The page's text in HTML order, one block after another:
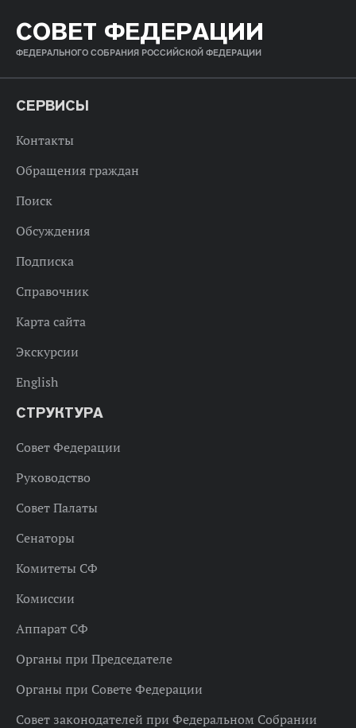
СОВЕТ ФЕДЕРАЦИИ
ФЕДЕРАЛЬНОГО СОБРАНИЯ РОССИЙСКОЙ ФЕДЕРАЦИИ
СЕРВИСЫ
Контакты
Обращения граждан
Поиск
Обсуждения
Подписка
Справочник
Карта сайта
Экскурсии
English
СТРУКТУРА
Совет Федерации
Руководство
Совет Палаты
Сенаторы
Комитеты СФ
Комиссии
Аппарат СФ
Органы при Председателе
Органы при Совете Федерации
Совет законодателей при Федеральном Собрании